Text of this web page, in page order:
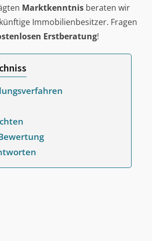
Marktkenntnis beraten wir
Immobilienbesitzer. Fragen
Erstberatung!